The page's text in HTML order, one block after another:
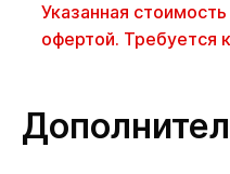
Указанная
офертой. Требуется